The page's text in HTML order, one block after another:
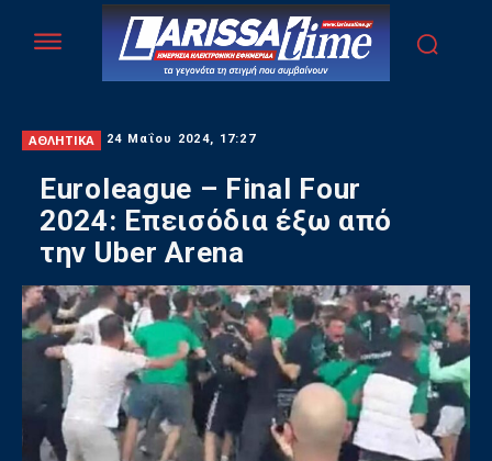
ΑΘΛΗΤΙΚΑ 24 Μαΐου 2024, 17:27
Euroleague – Final Four
2024: Επεισόδια έξω από
την Uber Arena